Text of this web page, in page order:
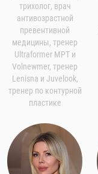
трихолог, врач
антивозрастной
превентивной
медицины, тренер
Ultraformer MPT и
Volnewmer, тренер
Lenisna и Juvelook,
тренер по контурной
пластике